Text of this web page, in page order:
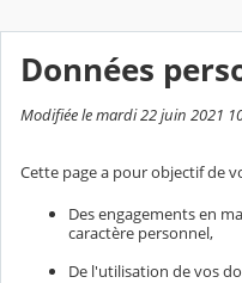
Données
Modifiée le mardi 22 juin 2021
Cette page a pour objectif de
Des engagements en
caractère personnel,
De l'utilisation de vos